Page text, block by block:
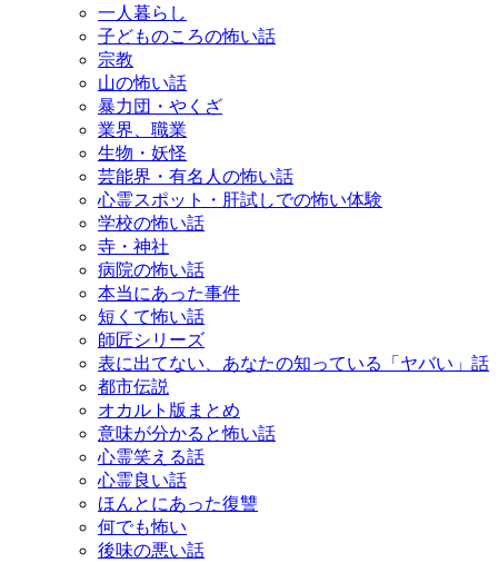
一人暮らし
子どものころの怖い話
宗教
山の怖い話
暴力団・やくざ
業界、職業
生物・妖怪
芸能界・有名人の怖い話
心霊スポット・肝試しでの怖い体験
学校の怖い話
寺・神社
病院の怖い話
本当にあった事件
短くて怖い話
師匠シリーズ
表に出てない、あなたの知っている「ヤバい」話
都市伝説
オカルト版まとめ
意味が分かると怖い話
心霊笑える話
心霊良い話
ほんとにあった復讐
何でも怖い
後味の悪い話